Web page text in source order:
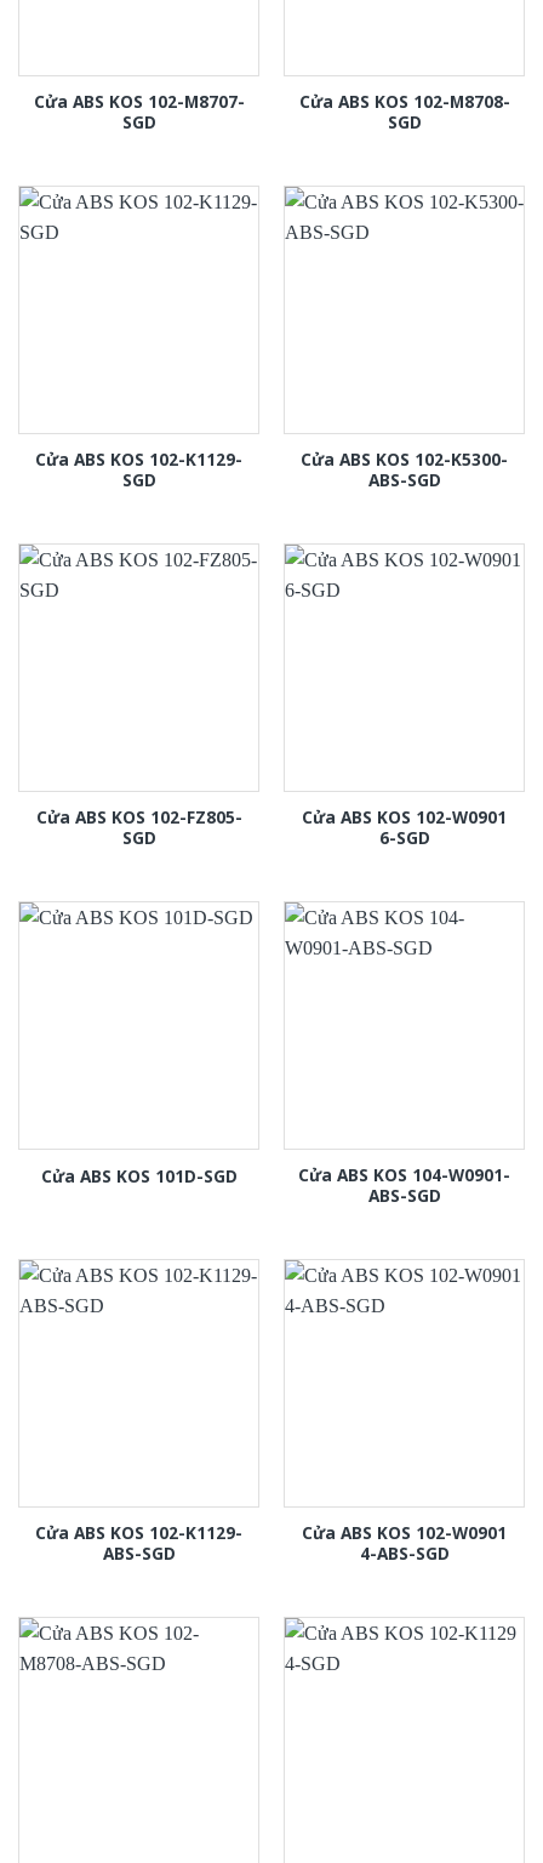
Cửa ABS KOS 102-M8707-
SGD
Cửa ABS KOS 102-M8708-
SGD
Cửa ABS KOS 102-K1129-
SGD
Cửa ABS KOS 102-K5300-
ABS-SGD
Cửa ABS KOS 102-FZ805-
SGD
Cửa ABS KOS 102-W0901
6-SGD
Cửa ABS KOS 101D-SGD
Cửa ABS KOS 104-W0901-
ABS-SGD
Cửa ABS KOS 102-K1129-
ABS-SGD
Cửa ABS KOS 102-W0901
4-ABS-SGD